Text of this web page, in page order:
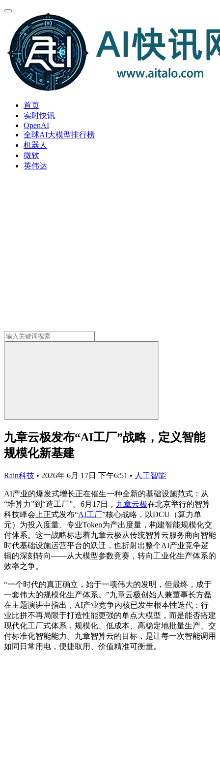
首页
实时快讯
OpenAI
全球AI大模型排行榜
机器人
微软
英伟达
九章云极发布“AI工厂”战略，定义智能
规模化新基建
Rain科技 • 2026年 6月 17日 下午6:51 • 人工智能
AI产业的爆发式增长正在催生一种全新的基础设施范式：从
“堆算力”到“造工厂”。6月17日， 九章云极在北京举行的智算
科技峰会上正式发布“AI工厂”核心战略，以DCU（算力单
元）为投入度量、专业Token为产出度量，构建智能规模化交
付体系。这一战略标志着九章云极从传统智算云服务商向智能
时代基础设施运营平台的跃迁，也折射出整个AI产业竞争逻
辑的深刻转向——从大模型参数竞赛，转向工业化生产体系的
效率之争。
“一个时代的真正确立，始于一项伟大的发明，但最终，成于
一套伟大的规模化生产体系。”九章云极创始人兼董事长方磊
在主题演讲中指出，AI产业竞争内核已发生根本性迭代：行
业比拼不再局限于打造性能更强的单点大模型，而是能否搭建
现代化工厂式体系，规模化、低成本、高稳定地批量生产、交
付标准化智能能力。九章智算云的目标，是让每一次智能调用
如同日常用电，便捷取用、价值精准可衡量。